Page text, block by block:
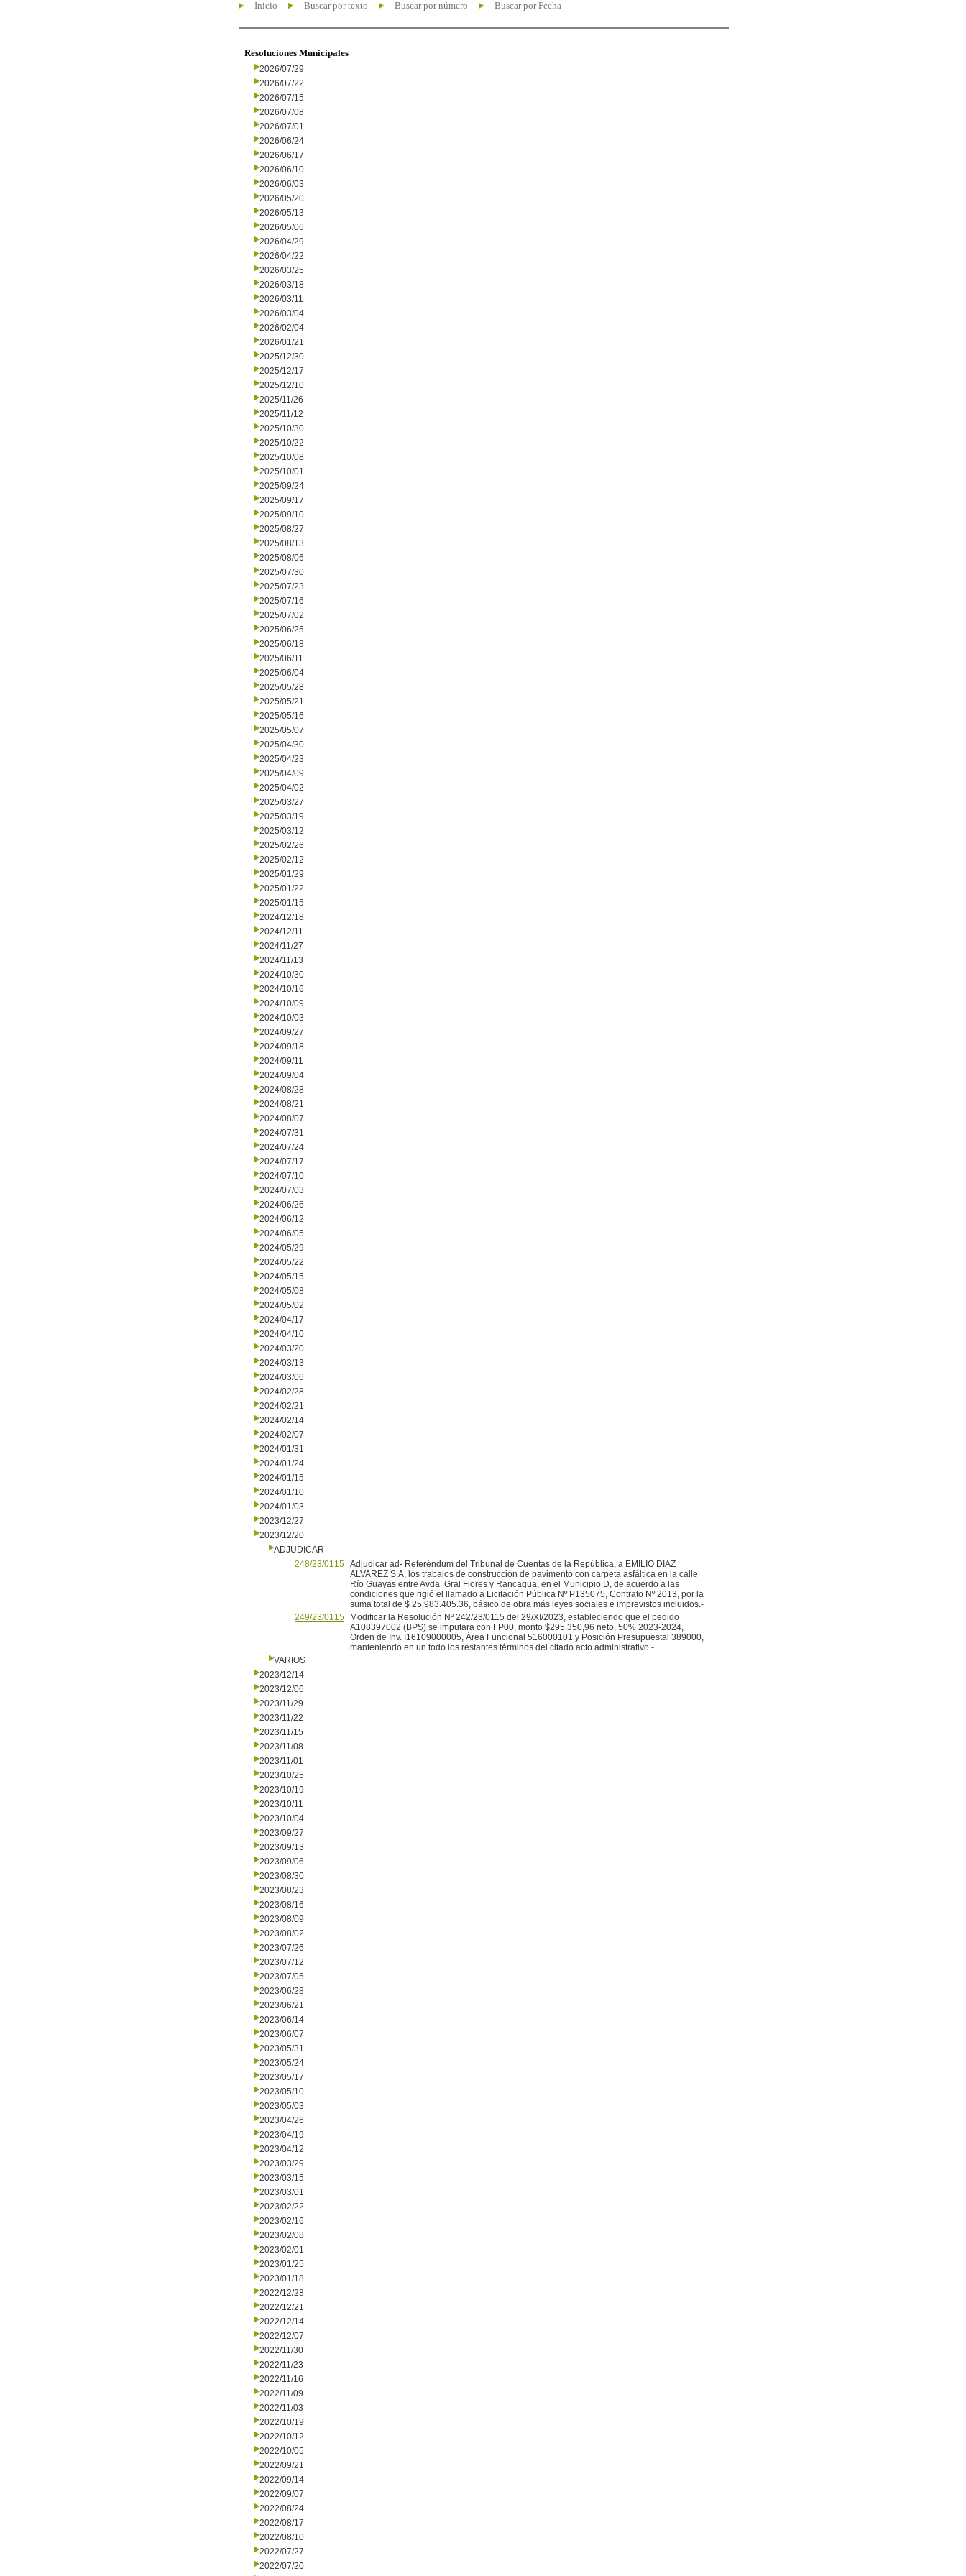
Inicio Buscar por texto Buscar por número Buscar por Fecha
Resoluciones Municipales
2026/07/29
2026/07/22
2026/07/15
2026/07/08
2026/07/01
2026/06/24
2026/06/17
2026/06/10
2026/06/03
2026/05/20
2026/05/13
2026/05/06
2026/04/29
2026/04/22
2026/03/25
2026/03/18
2026/03/11
2026/03/04
2026/02/04
2026/01/21
2025/12/30
2025/12/17
2025/12/10
2025/11/26
2025/11/12
2025/10/30
2025/10/22
2025/10/08
2025/10/01
2025/09/24
2025/09/17
2025/09/10
2025/08/27
2025/08/13
2025/08/06
2025/07/30
2025/07/23
2025/07/16
2025/07/02
2025/06/25
2025/06/18
2025/06/11
2025/06/04
2025/05/28
2025/05/21
2025/05/16
2025/05/07
2025/04/30
2025/04/23
2025/04/09
2025/04/02
2025/03/27
2025/03/19
2025/03/12
2025/02/26
2025/02/12
2025/01/29
2025/01/22
2025/01/15
2024/12/18
2024/12/11
2024/11/27
2024/11/13
2024/10/30
2024/10/16
2024/10/09
2024/10/03
2024/09/27
2024/09/18
2024/09/11
2024/09/04
2024/08/28
2024/08/21
2024/08/07
2024/07/31
2024/07/24
2024/07/17
2024/07/10
2024/07/03
2024/06/26
2024/06/12
2024/06/05
2024/05/29
2024/05/22
2024/05/15
2024/05/08
2024/05/02
2024/04/17
2024/04/10
2024/03/20
2024/03/13
2024/03/06
2024/02/28
2024/02/21
2024/02/14
2024/02/07
2024/01/31
2024/01/24
2024/01/15
2024/01/10
2024/01/03
2023/12/27
2023/12/20
ADJUDICAR
248/23/0115 Adjudicar ad- Referéndum del Tribunal de Cuentas de la República, a EMILIO DIAZ
ALVAREZ S.A, los trabajos de construcción de pavimento con carpeta asfáltica en la calle
Río Guayas entre Avda. Gral Flores y Rancagua, en el Municipio D, de acuerdo a las
condiciones que rigió el llamado a Licitación Pública Nº P135075, Contrato Nº 2013, por la
suma total de $ 25:983.405.36, básico de obra más leyes sociales e imprevistos incluidos.-
249/23/0115
Modificar la Resolución Nº 242/23/0115 del 29/XI/2023, estableciendo que el pedido
A108397002 (BPS) se imputara con FP00, monto $295.350,96 neto, 50% 2023-2024,
Orden de Inv. I16109000005, Área Funcional 516000101 y Posición Presupuestal 389000,
manteniendo en un todo los restantes términos del citado acto administrativo.-
VARIOS
2023/12/14
2023/12/06
2023/11/29
2023/11/22
2023/11/15
2023/11/08
2023/11/01
2023/10/25
2023/10/19
2023/10/11
2023/10/04
2023/09/27
2023/09/13
2023/09/06
2023/08/30
2023/08/23
2023/08/16
2023/08/09
2023/08/02
2023/07/26
2023/07/12
2023/07/05
2023/06/28
2023/06/21
2023/06/14
2023/06/07
2023/05/31
2023/05/24
2023/05/17
2023/05/10
2023/05/03
2023/04/26
2023/04/19
2023/04/12
2023/03/29
2023/03/15
2023/03/01
2023/02/22
2023/02/16
2023/02/08
2023/02/01
2023/01/25
2023/01/18
2022/12/28
2022/12/21
2022/12/14
2022/12/07
2022/11/30
2022/11/23
2022/11/16
2022/11/09
2022/11/03
2022/10/19
2022/10/12
2022/10/05
2022/09/21
2022/09/14
2022/09/07
2022/08/24
2022/08/17
2022/08/10
2022/07/27
2022/07/20